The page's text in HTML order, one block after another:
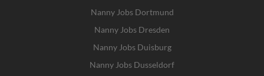
Nanny Jobs Dortmund
Nanny Jobs Dresden
Nanny Jobs Duisburg
Nanny Jobs Dusseldorf